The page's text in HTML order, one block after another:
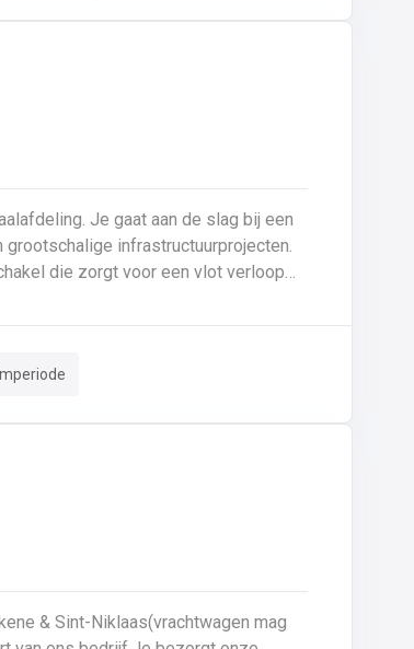
Je gaat aan de slag bij een
infrastructuurprojecten.
die zorgt voor een vlot verloop
Je bent verantwoordelijk voor het
klaar te leggen en om te
& Sint-Niklaas(vrachtwagen mag